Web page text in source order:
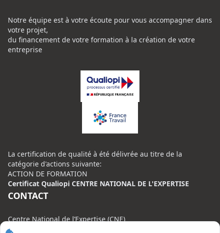
Notre équipe est à votre écoute pour vous accompagner dans
votre projet,
du financement de votre formation à la création de votre
entreprise
La certification de qualité à été délivrée au titre de la
catégorie d'actions suivante:
ACTION DE FORMATION
Certificat Qualiopi CENTRE NATIONAL DE L'EXPERTISE
CONTACT
Centre National de l’Expertise (CNE)
20 rue Henri Regnault, 75008 Paris